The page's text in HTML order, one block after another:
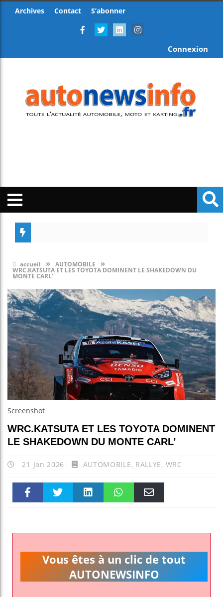
Archives Contact S’abonner
Connexion
accueil » AUTOMOBILE »
WRC.KATSUTA ET LES TOYOTA DOMINENT LE SHAKEDOWN DU
MONTE CARL’
Screenshot
WRC.KATSUTA ET LES TOYOTA DOMINENT
LE SHAKEDOWN DU MONTE CARL’
21 Jan 2026 AUTOMOBILE, RALLYE, WRC
k pt
Vous êtes à un clic de tout
AUTONEWSINFO